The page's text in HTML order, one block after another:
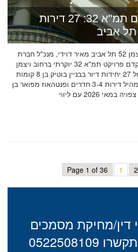
מאיר דוידי מגשים תמ"א 32: 27 דירות
הכירו את פרויקט היוקרה ויצמן 52 תל אביב מאיר דוידי, מנכ"ל חברת
ניצנים אחזקות ופיננסים, מקדם פרויקט תמ"א 32 יוקרתי ברחוב ויצמן
52 בתל אביב. הפרויקט יכלול 27 יחידות דיור בבניין בוטיק בן 8 קומות
באזור כיכר המדינה, כולל תמהיל דירות 3-4 חדרים ופנטהאוז מפואר בן
Page 1 of 36 1 2
דין/מחיקת מסמכים